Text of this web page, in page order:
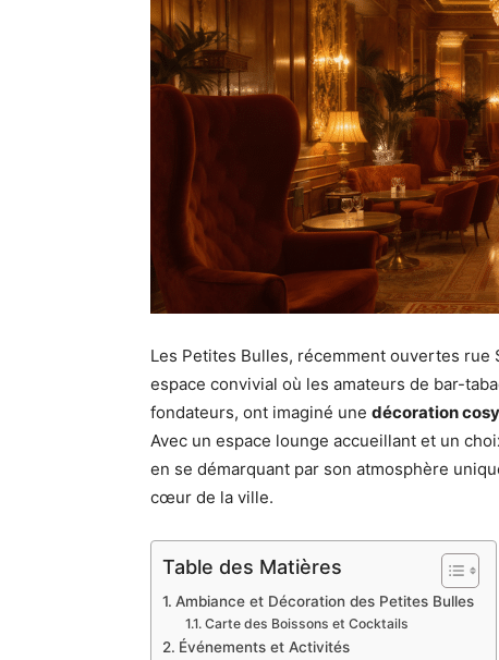
Les Petites Bulles, récemment ouvertes rue
espace convivial où les amateurs de bar-
fondateurs, ont imaginé une décoration
Avec un espace lounge accueillant et un
en se démarquant par son atmosphère
cœur de la ville.
Table des Matières
Ambiance et Décoration des Petites Bulles
Carte des Boissons et Cocktails
Événements et Activités